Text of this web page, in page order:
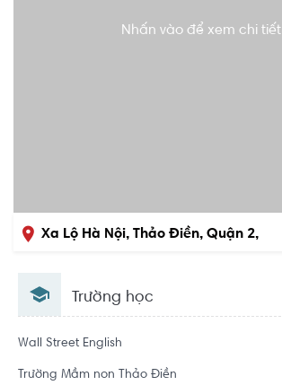
Nhấn vào để xem chi tiết
Xa Lộ Hà Nội, Thảo Điền, Quận 2,
Trường học
Wall Street English
Trường Mầm non Thảo Điền